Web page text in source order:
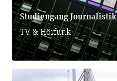
Studiengang Journalistik
TV & Hörfunk